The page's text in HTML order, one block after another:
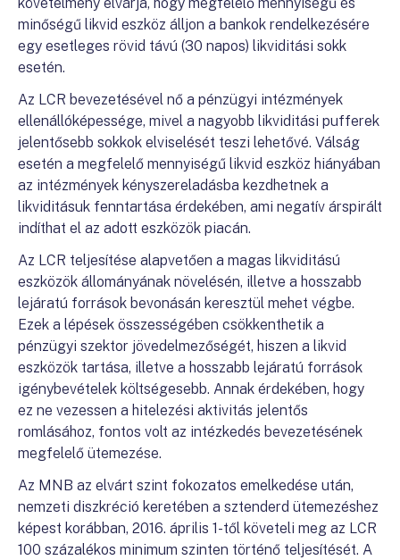
minőségű likvid eszköz álljon a bankok rendelkezésére
egy esetleges rövid távú (30 napos) likviditási sokk
esetén.
Az LCR bevezetésével nő a pénzügyi intézmények
ellenállóképessége, mivel a nagyobb likviditási pufferek
jelentősebb sokkok elviselését teszi lehetővé. Válság
esetén a megfelelő mennyiségű likvid eszköz hiányában
az intézmények kényszereladásba kezdhetnek a
likviditásuk fenntartása érdekében, ami negatív árspirált
indíthat el az adott eszközök piacán.
Az LCR teljesítése alapvetően a magas likviditású
eszközök állományának növelésén, illetve a hosszabb
lejáratú források bevonásán keresztül mehet végbe.
Ezek a lépések összességében csökkenthetik a
pénzügyi szektor jövedelmezőségét, hiszen a likvid
eszközök tartása, illetve a hosszabb lejáratú források
igénybevételek költségesebb. Annak érdekében, hogy
ez ne vezessen a hitelezési aktivitás jelentős
romlásához, fontos volt az intézkedés bevezetésének
megfelelő ütemezése.
Az MNB az elvárt szint fokozatos emelkedése után,
nemzeti diszkréció keretében a sztenderd ütemezéshez
képest korábban, 2016. április 1-től követeli meg az LCR
100 százalékos minimum szinten történő teljesítését. A